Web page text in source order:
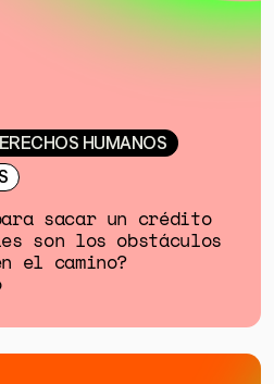
HUMANOS
sacar un crédito
son los obstáculos
el camino?